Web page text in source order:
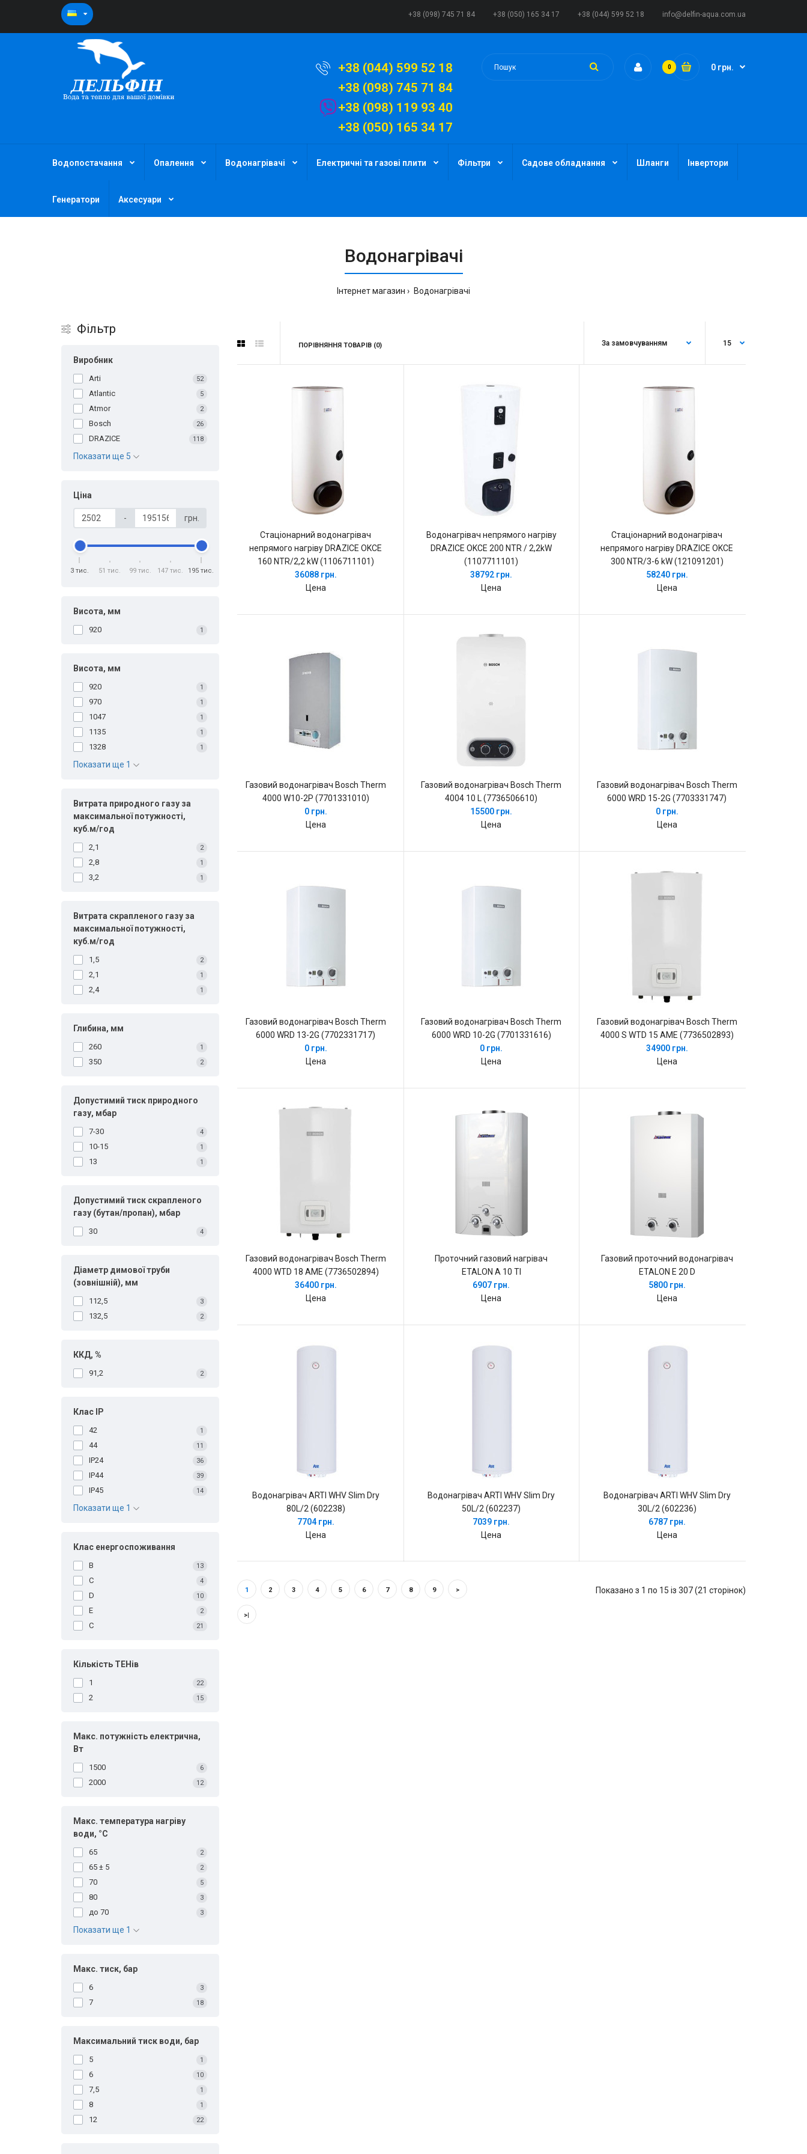
+38 (098) 745 71 84 +38 (050) 165 34 17 +38 (044) 599 52 18 info@delfin-aqua.com.ua
+38 (044) 599 52 18
+38 (098) 745 71 84
+38 (098) 119 93 40
+38 (050) 165 34 17
0 0 грн.
Водопостачання Опалення Водонагрівачі Електричні та газові плити Фільтри Садове обладнання Шланги Інвертори
Генератори Аксесуари
Водонагрівачі
Інтернет магазин Водонагрівачі
Фільтр
Виробник
Arti 52
Atlantic 5
Atmor 2
Bosch 26
DRAZICE 118
Показати ще 5
Ціна
- грн.
3 тис. 51 тис. 99 тис. 147 тис. 195 тис.
Висота, мм
920 1
Висота, мм
920 1
970 1
1047 1
1135 1
1328 1
Показати ще 1
Витрата природного газу за
максимальної потужності,
куб.м/год
2,1 2
2,8 1
3,2 1
Витрата скрапленого газу за
максимальної потужності,
куб.м/год
1,5 2
2,1 1
2,4 1
Глибина, мм
260 1
350 2
Допустимий тиск природного
газу, мбар
7-30 4
10-15 1
13 1
Допустимий тиск скрапленого
газу (бутан/пропан), мбар
30 4
Діаметр димової труби
(зовнішній), мм
112,5 3
132,5 2
ККД, %
91,2 2
Клас IP
42 1
44 11
IP24 36
IP44 39
IP45 14
Показати ще 1
Клас енергоспоживання
B 13
C 4
D 10
Е 2
С 21
Кількість ТЕНів
1 22
2 15
Макс. потужність електрична,
Вт
1500 6
2000 12
Макс. температура нагріву
води, °С
65 2
65 ± 5 2
70 5
80 3
до 70 3
Показати ще 1
Макс. тиск, бар
6 3
7 18
Максимальний тиск води, бар
5 1
6 10
7,5 1
8 1
12 22
ПОРІВНЯННЯ ТОВАРІВ (0)
Стаціонарний водонагрівач
непрямого нагріву DRAZICE OKCE
160 NTR/2,2 kW (1106711101)
36088 грн.
Цена
Водонагрівач непрямого нагріву
DRAZICE OKCE 200 NTR / 2,2kW
(1107711101)
38792 грн.
Цена
Стаціонарний водонагрівач
непрямого нагріву DRAZICE OKCE
300 NTR/3-6 kW (121091201)
58240 грн.
Цена
Газовий водонагрівач Bosch Therm
4000 W10-2P (7701331010)
0 грн.
Цена
Газовий водонагрівач Bosch Therm
4004 10 L (7736506610)
15500 грн.
Цена
Газовий водонагрівач Bosch Therm
6000 WRD 15-2G (7703331747)
0 грн.
Цена
Газовий водонагрівач Bosch Therm
6000 WRD 13-2G (7702331717)
0 грн.
Цена
Газовий водонагрівач Bosch Therm
6000 WRD 10-2G (7701331616)
0 грн.
Цена
Газовий водонагрівач Bosch Therm
4000 S WTD 15 AME (7736502893)
34900 грн.
Цена
Газовий водонагрівач Bosch Therm
4000 WTD 18 AME (7736502894)
36400 грн.
Цена
Проточний газовий нагрівач
ETALON A 10 TI
6907 грн.
Цена
Газовий проточний водонагрівач
ETALON E 20 D
5800 грн.
Цена
Водонагрівач ARTI WHV Slim Dry
80L/2 (602238)
7704 грн.
Цена
Водонагрівач ARTI WHV Slim Dry
50L/2 (602237)
7039 грн.
Цена
Водонагрівач ARTI WHV Slim Dry
30L/2 (602236)
6787 грн.
Цена
1 2 3 4 5 6 7 8 9 >
>|
Показано з 1 по 15 із 307 (21 сторінок)